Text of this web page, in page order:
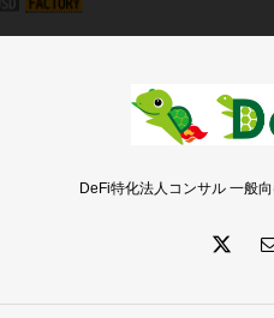
DeFi特化法人コンサル 一般